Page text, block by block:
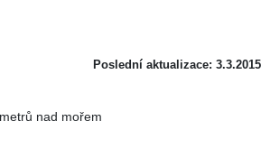
Poslední aktualizace: 3.3.2015
nad mořem